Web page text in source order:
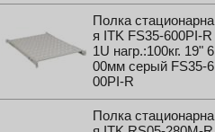
Полка стационарна
я ITK FS35-600PI-R
1U нагр.:100кг. 19" 6
00мм серый FS35-6
00PI-R
Полка стационарна